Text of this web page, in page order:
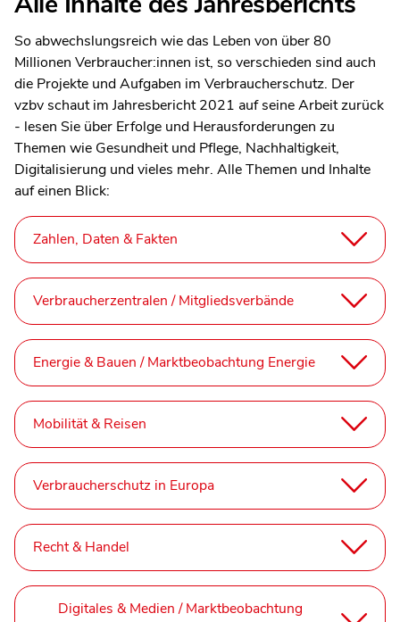
So abwechslungsreich wie das Leben von über 80
Millionen Verbraucher:innen ist, so verschieden sind auch
die Projekte und Aufgaben im Verbraucherschutz. Der
vzbv schaut im Jahresbericht 2021 auf seine Arbeit zurück
- lesen Sie über Erfolge und Herausforderungen zu
Themen wie Gesundheit und Pflege, Nachhaltigkeit,
Digitalisierung und vieles mehr. Alle Themen und Inhalte
auf einen Blick:
Zahlen, Daten & Fakten
Verbraucherzentralen / Mitgliedsverbände
Energie & Bauen / Marktbeobachtung Energie
Mobilität & Reisen
Verbraucherschutz in Europa
Recht & Handel
Digitales & Medien / Marktbeobachtung